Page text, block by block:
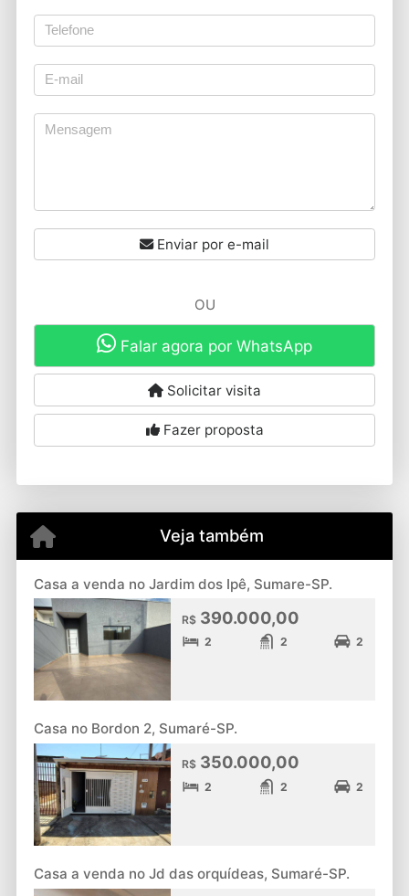
Enviar por e-mail
OU
Falar agora por WhatsApp
Solicitar visita
Fazer proposta
Veja também
Casa a venda no Jardim dos Ipê, Sumare-SP.
R$390.000,00
2 2 2
Casa no Bordon 2, Sumaré-SP.
R$350.000,00
2 2 2
Casa a venda no Jd das orquídeas, Sumaré-SP.